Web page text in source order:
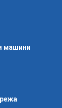
машини